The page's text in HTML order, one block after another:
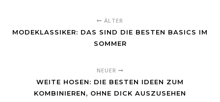
ÄLTER
MODEKLASSIKER: DAS SIND DIE BESTEN BASICS IM
SOMMER
NEUER
WEITE HOSEN: DIE BESTEN IDEEN ZUM
KOMBINIEREN, OHNE DICK AUSZUSEHEN